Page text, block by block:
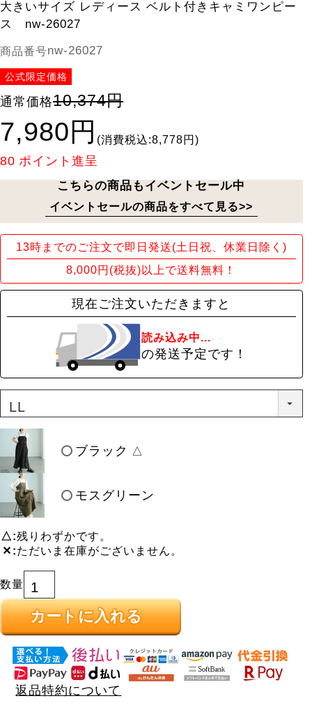
大きいサイズ レディース ベルト付きキャミワンピー
ス nw-26027
商品番号nw-26027
公式限定価格
通常価格10,374円
7,980円 (消費税込:8,778円)
80 ポイント進呈
こちらの商品もイベントセール中
イベントセールの商品をすべて見る>>
13時までのご注文で即日発送(土日祝、休業日除く)
8,000円(税抜)以上で送料無料！
現在ご注文いただきますと
読み込み中...
の発送予定です！
ブラック △
モスグリーン
△ 残りわずかです。
✕ ただいま在庫がございません。
カートに入れる
返品特約について